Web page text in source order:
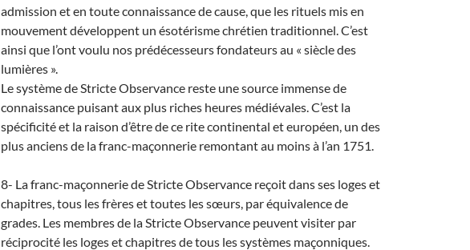
admission et en toute connaissance de cause, que les rituels mis en
mouvement développent un ésotérisme chrétien traditionnel. C’est
ainsi que l’ont voulu nos prédécesseurs fondateurs au « siècle des
lumières ».
Le système de Stricte Observance reste une source immense de
connaissance puisant aux plus riches heures médiévales. C’est la
spécificité et la raison d’être de ce rite continental et européen, un des
plus anciens de la franc-maçonnerie remontant au moins à l’an 1751.
8- La franc-maçonnerie de Stricte Observance reçoit dans ses loges et
chapitres, tous les frères et toutes les sœurs, par équivalence de
grades. Les membres de la Stricte Observance peuvent visiter par
réciprocité les loges et chapitres de tous les systèmes maçonniques.